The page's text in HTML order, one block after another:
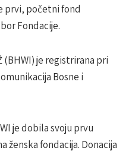
prvi, početni fond
Fondacije.
(BHWI) je registrirana pri
Bosne i
je dobila svoju prvu
ženska fondacija. Donacija